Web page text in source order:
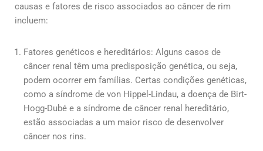
causas e fatores de risco associados ao câncer de rim
incluem:
Fatores genéticos e hereditários: Alguns casos de
câncer renal têm uma predisposição genética, ou seja,
podem ocorrer em famílias. Certas condições genéticas,
como a síndrome de von Hippel-Lindau, a doença de Birt-
Hogg-Dubé e a síndrome de câncer renal hereditário,
estão associadas a um maior risco de desenvolver
câncer nos rins.